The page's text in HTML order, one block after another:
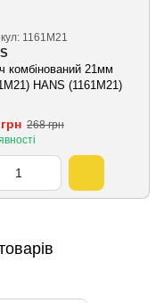
1161М21
комбінований 21мм
HANS (1161М21)
268 грн